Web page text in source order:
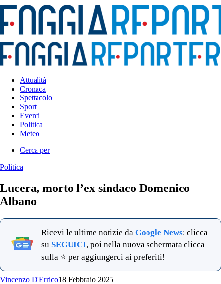
Attualità
Cronaca
Spettacolo
Sport
Eventi
Politica
Meteo
Cerca per
Politica
Lucera, morto l’ex sindaco Domenico
Albano
Ricevi le ultime notizie da Google News: clicca
su SEGUICI, poi nella nuova schermata clicca
sulla ⭐ per aggiungerci ai preferiti!
Vincenzo D'Errico18 Febbraio 2025